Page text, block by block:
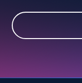
and more.